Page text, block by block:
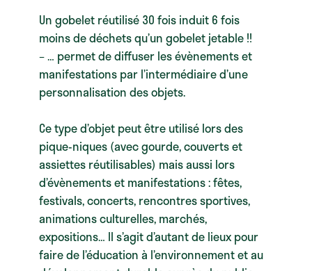
Un gobelet réutilisé 30 fois induit 6 fois
moins de déchets qu’un gobelet jetable !!
– … permet de diffuser les évènements et
manifestations par l’intermédiaire d’une
personnalisation des objets.
Ce type d’objet peut être utilisé lors des
pique-niques (avec gourde, couverts et
assiettes réutilisables) mais aussi lors
d’évènements et manifestations : fêtes,
festivals, concerts, rencontres sportives,
animations culturelles, marchés,
expositions… Il s’agit d’autant de lieux pour
faire de l’éducation à l’environnement et au